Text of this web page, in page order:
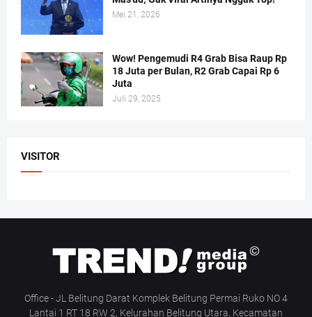
Mei 21, 2026
Wow! Pengemudi R4 Grab Bisa Raup Rp
18 Juta per Bulan, R2 Grab Capai Rp 6
Juta
Juli 29, 2025
VISITOR
Office - JL Belitung Darat Komplek Belitung Permai Ruko NO 4
Lantai 1 RT 18 RW 2, Kelurahan Belitung Utara, Kecamatan